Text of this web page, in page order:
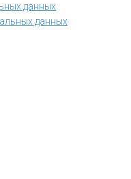
данных
данных